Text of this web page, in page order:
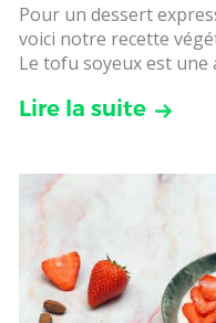
Pour un dessert
voici notre recette
Le tofu soyeux est une
Lire la suite